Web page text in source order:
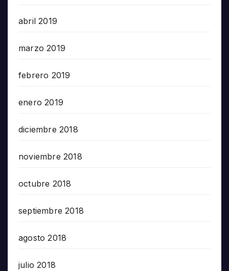
abril 2019
marzo 2019
febrero 2019
enero 2019
diciembre 2018
noviembre 2018
octubre 2018
septiembre 2018
agosto 2018
julio 2018